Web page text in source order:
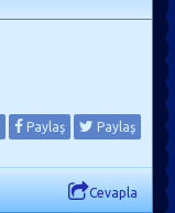
Paylaş Paylaş
Cevapla